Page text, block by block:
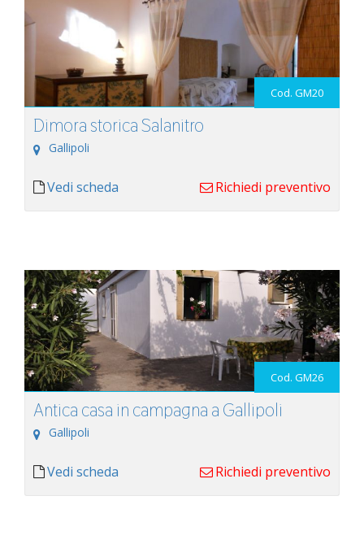
Cod. GM20
Dimora storica Salanitro
Gallipoli
Vedi scheda Richiedi preventivo
Cod. GM26
Antica casa in campagna a Gallipoli
Gallipoli
Vedi scheda Richiedi preventivo